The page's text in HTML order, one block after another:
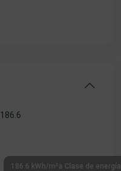
186.6
186.6 kWh/m²a Clase de